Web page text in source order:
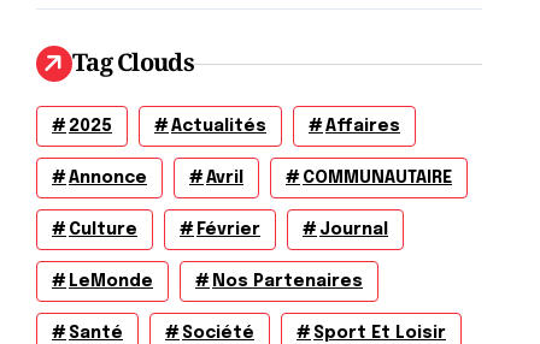
Tag Clouds
2025 Actualités Affaires
Annonce Avril COMMUNAUTAIRE
Culture Février Journal
LeMonde Nos Partenaires
Santé Société Sport Et Loisir